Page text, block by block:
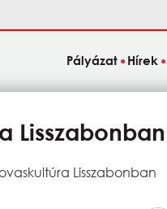
Pályázat Hírek
Lisszabonban
Lisszabonban